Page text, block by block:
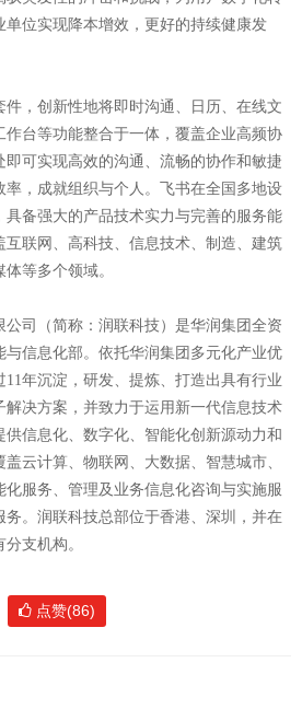
位实现降本增效，更好的持续健康发
件，创新性地将即时沟通、日历、在线文
台等功能整合于一体，覆盖企业高频协
可实现高效的沟通、流畅的协作和敏捷
率，成就组织与个人。飞书在全国多地设
具备强大的产品技术实力与完善的服务能
互联网、高科技、信息技术、制造、建筑
等多个领域。
公司（简称：润联科技）是华润集团全资
信息化部。依托华润集团多元化产业优
年沉淀，研发、提炼、打造出具有行业
决方案，并致力于运用新一代信息技术
信息化、数字化、智能化创新源动力和
云计算、物联网、大数据、智慧城市、
化服务、管理及业务信息化咨询与实施服
。润联科技总部位于香港、深圳，并在
支机构。
点赞(86)